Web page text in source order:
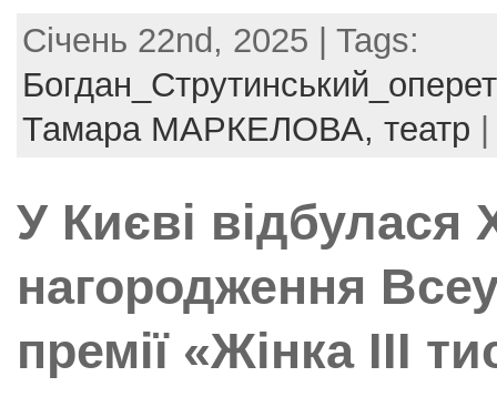
c
e
b
k
itt
er
er
e
st
ai
l
ar
e
Січень 22nd, 2025 | Tags:
Тамара МАРКЕЛОВА, театр
У Києві відбулася
нагородження
премії «Жінка III